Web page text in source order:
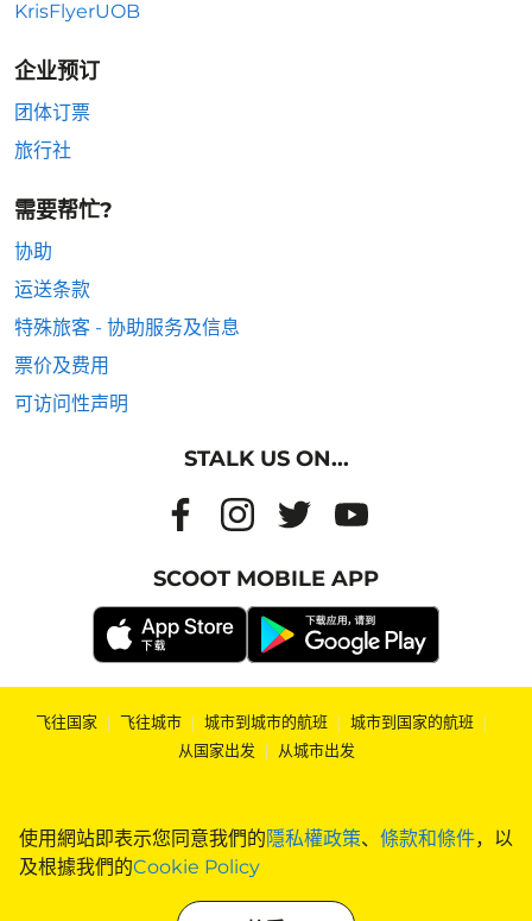
使用網站即表示您同意我們的隱私權政策、 條款和條件，以
及根據我們的Cookie Policy
KrisFlyerUOB
企业预订
团体订票
旅行社
需要帮忙?
协助
运送条款
特殊旅客 - 协助服务及信息
票价及费用
可访问性声明
STALK US ON...
SCOOT MOBILE APP
飞往国家 | 飞往城市 | 城市到城市的航班 | 城市到国家的航班 |
从国家出发 | 从城市出发